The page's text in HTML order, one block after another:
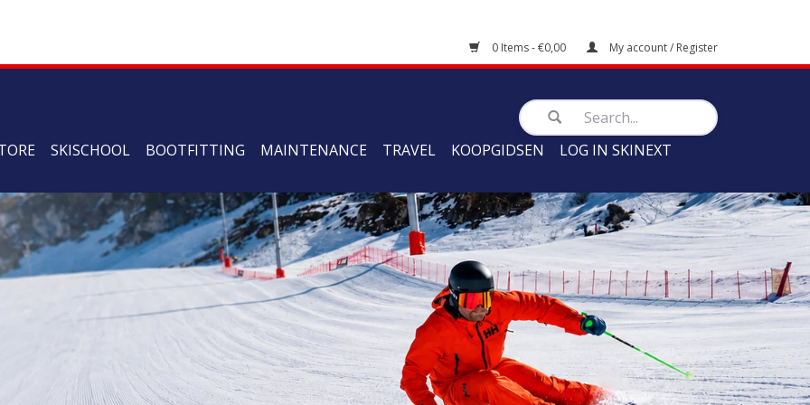
0 Items - €0,00 My account / Register
SKISCHOOL BOOTFITTING MAINTENANCE TRAVEL KOOPGIDSEN LOG IN SKINEXT